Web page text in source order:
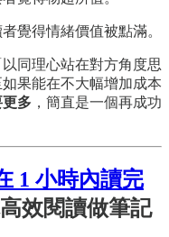
覺得情緒價值被點滿。
同理心站在對方角度思
果能在不大幅增加成本
多 ，簡直是一個再成功
1 小時內讀完
效閱讀做筆記